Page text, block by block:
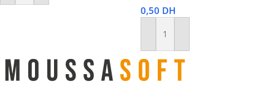
0,50 DH
Ajouter Au Panier